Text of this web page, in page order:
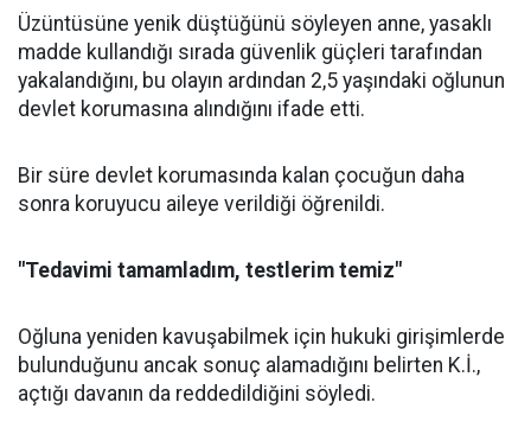
Üzüntüsüne yenik düştüğünü söyleyen anne, yasaklı
madde kullandığı sırada güvenlik güçleri tarafından
yakalandığını, bu olayın ardından 2,5 yaşındaki oğlunun
devlet korumasına alındığını ifade etti.
Bir süre devlet korumasında kalan çocuğun daha
sonra koruyucu aileye verildiği öğrenildi.
"Tedavimi tamamladım, testlerim temiz"
Oğluna yeniden kavuşabilmek için hukuki girişimlerde
bulunduğunu ancak sonuç alamadığını belirten K.İ.,
açtığı davanın da reddedildiğini söyledi.